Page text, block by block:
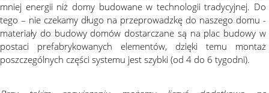
mniej energii niż domy budowane w technologii tradycyjnej. Do
tego – nie czekamy długo na przeprowadzkę do naszego domu -
materiały do budowy domów dostarczane są na plac budowy w
postaci prefabrykowanych elementów, dzięki temu montaż
poszczególnych części systemu jest szybki (od 4 do 6 tygodni).